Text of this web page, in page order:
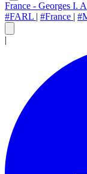
France - Georges I.
#FARL | #France |
|